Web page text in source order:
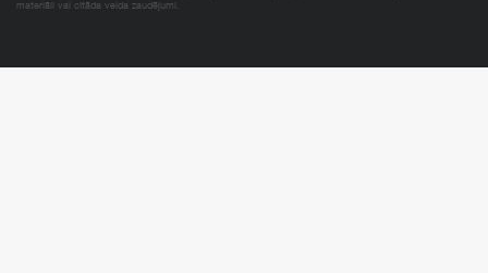
materiāli vai citāda veida zaudējumi.